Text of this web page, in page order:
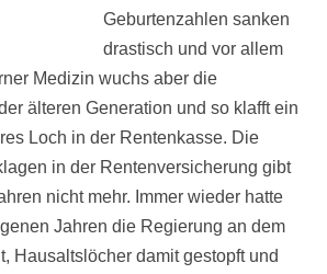
Geburtenzahlen sanken
drastisch und vor allem
Medizin wuchs aber die
älteren Generation und so klafft ein
Loch in der Rentenkasse. Die
in der Rentenversicherung gibt
nicht mehr. Immer wieder hatte
Jahren die Regierung an dem
Hausaltslöcher damit gestopft und